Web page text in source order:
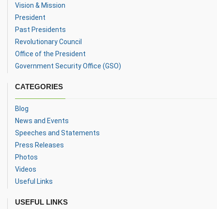
Vision & Mission
President
Past Presidents
Revolutionary Council
Office of the President
Government Security Office (GSO)
CATEGORIES
Blog
News and Events
Speeches and Statements
Press Releases
Photos
Videos
Useful Links
USEFUL LINKS